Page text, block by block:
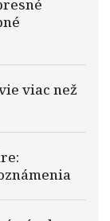
viac než